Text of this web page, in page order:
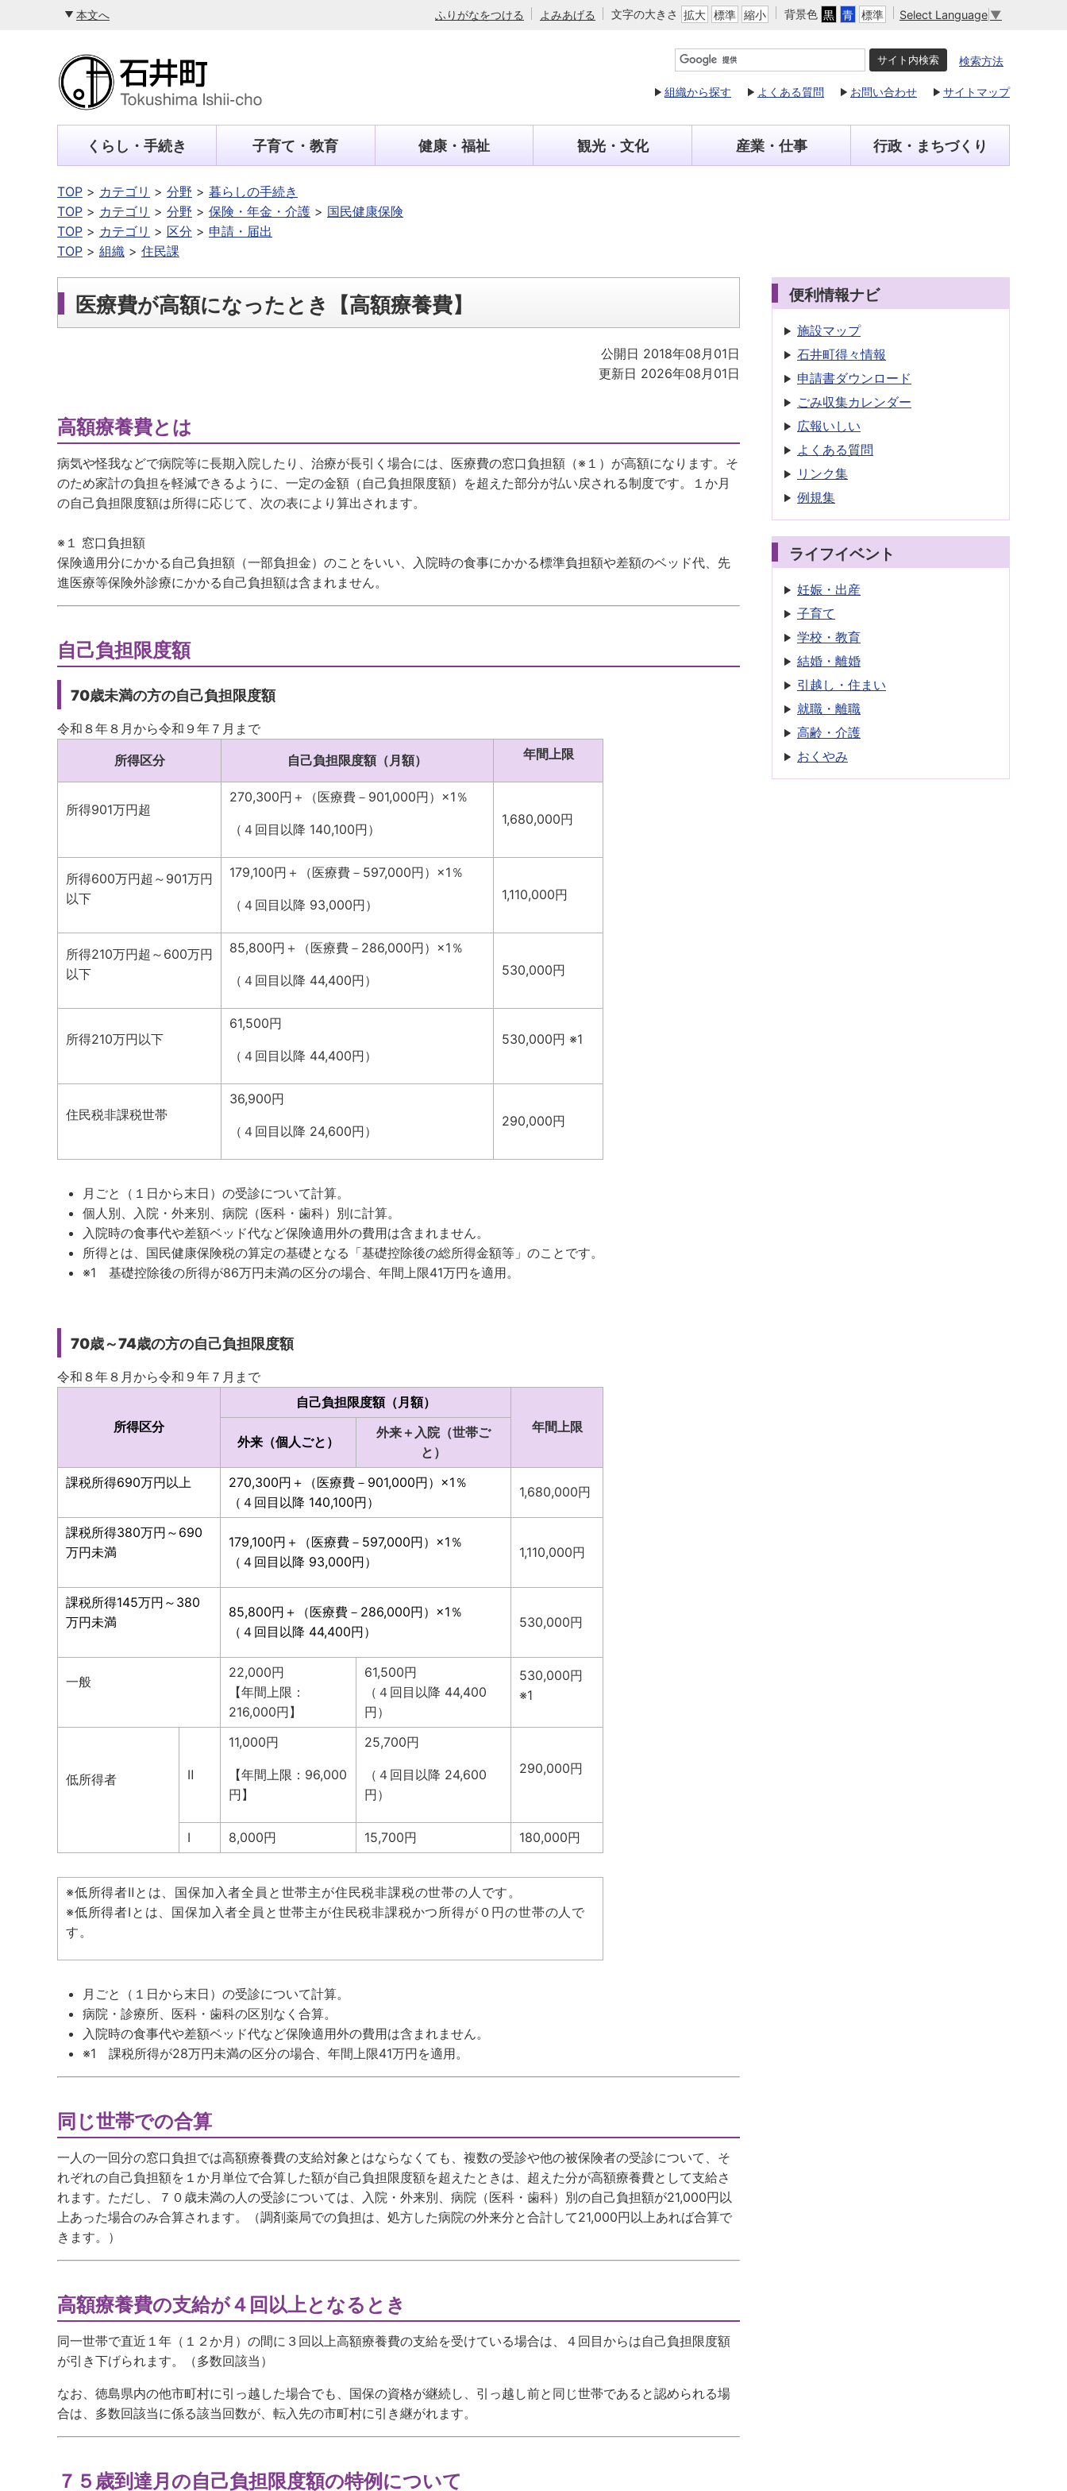
本文へ ふりがなをつける よみあげる 文字の大きさ 拡大 標準 縮小 背景色 黒 青 標準 Select Language ▼
検索方法
組織から探す よくある質問 お問い合わせ サイトマップ
くらし・手続き 子育て・教育 健康・福祉 観光・文化 産業・仕事 行政・まちづくり
TOP カテゴリ 分野
暮らしの手続き
TOP
カテゴリ 分野 保険・年金・介護
国民健康保険
TOP
カテゴリ 区分
申請・届出
TOP
組織 住民課
医療費が高額になったとき【高額療養費】
公開日 2018年08月01日
更新日 2026年08月01日
高額療養費とは
病気や怪我などで病院等に長期入院したり、治療が長引く場合には、医療費の窓口負担額（※１）が高額になります。そ
のため家計の負担を軽減できるように、一定の金額（自己負担限度額）を超えた部分が払い戻される制度です。１か月
の自己負担限度額は所得に応じて、次の表により算出されます。
※１ 窓口負担額
保険適用分にかかる自己負担額（一部負担金）のことをいい、入院時の食事にかかる標準負担額や差額のベッド代、先
進医療等保険外診療にかかる自己負担額は含まれません。
自己負担限度額
70歳未満の方の自己負担限度額
令和８年８月から令和９年７月まで
所得区分
自己負担限度額（月額） 年間上限
所得901万円超
270,300円＋（医療費－901,000円）×1％
（４回目以降 140,100円）
1,680,000円
所得600万円超～901万円
以下
179,100円＋（医療費－597,000円）×1％
（４回目以降 93,000円）
1,110,000円
所得210万円超～600万円
以下
85,800円＋（医療費－286,000円）×1％
（４回目以降 44,400円）
530,000円
所得210万円以下
61,500円
（４回目以降 44,400円）
530,000円 ※1
住民税非課税世帯
36,900円
（４回目以降 24,600円）
290,000円
月ごと（１日から末日）の受診について計算。
個人別、入院・外来別、病院（医科・歯科）別に計算。
入院時の食事代や差額ベッド代など保険適用外の費用は含まれません。
所得とは、国民健康保険税の算定の基礎となる「基礎控除後の総所得金額等」のことです。
※1 基礎控除後の所得が86万円未満の区分の場合、年間上限41万円を適用。
70歳～74歳の方の自己負担限度額
令和８年８月から令和９年７月まで
所得区分
自己負担限度額（月額）
年間上限
外来（個人ごと）
外来＋入院（世帯ご
と）
課税所得690万円以上
270,300円＋（医療費－901,000円）×1％
（４回目以降 140,100円）
1,680,000円
課税所得380万円～690
万円未満
179,100円＋（医療費－597,000円）×1％
（４回目以降 93,000円）
1,110,000円
課税所得145万円～380
万円未満
85,800円＋（医療費－286,000円）×1％
（４回目以降 44,400円）
530,000円
一般
22,000円
【年間上限：
216,000円】
61,500円
（４回目以降 44,400
円）
530,000円
※1
低所得者 Ⅱ
11,000円
【年間上限：96,000
円】
25,700円
（４回目以降 24,600
円）
290,000円
Ⅰ 8,000円 15,700円 180,000円
※低所得者Ⅱとは、国保加入者全員と世帯主が住民税非課税の世帯の人です。
※低所得者Ⅰとは、国保加入者全員と世帯主が住民税非課税かつ所得が０円の世帯の人で
す。
月ごと（１日から末日）の受診について計算。
病院・診療所、医科・歯科の区別なく合算。
入院時の食事代や差額ベッド代など保険適用外の費用は含まれません。
※1 課税所得が28万円未満の区分の場合、年間上限41万円を適用。
同じ世帯での合算
一人の一回分の窓口負担では高額療養費の支給対象とはならなくても、複数の受診や他の被保険者の受診について、そ
れぞれの自己負担額を１か月単位で合算した額が自己負担限度額を超えたときは、超えた分が高額療養費として支給さ
れます。ただし、７０歳未満の人の受診については、入院・外来別、病院（医科・歯科）別の自己負担額が21,000円以
上あった場合のみ合算されます。（調剤薬局での負担は、処方した病院の外来分と合計して21,000円以上あれば合算で
きます。）
高額療養費の支給が４回以上となるとき
同一世帯で直近１年（１２か月）の間に３回以上高額療養費の支給を受けている場合は、４回目からは自己負担限度額
が引き下げられます。（多数回該当）
なお、徳島県内の他市町村に引っ越した場合でも、国保の資格が継続し、引っ越し前と同じ世帯であると認められる場
合は、多数回該当に係る該当回数が、転入先の市町村に引き継がれます。
７５歳到達月の自己負担限度額の特例について
便利情報ナビ
施設マップ
石井町得々情報
申請書ダウンロード
ごみ収集カレンダー
広報いしい
よくある質問
リンク集
例規集
ライフイベント
妊娠・出産
子育て
学校・教育
結婚・離婚
引越し・住まい
就職・離職
高齢・介護
おくやみ